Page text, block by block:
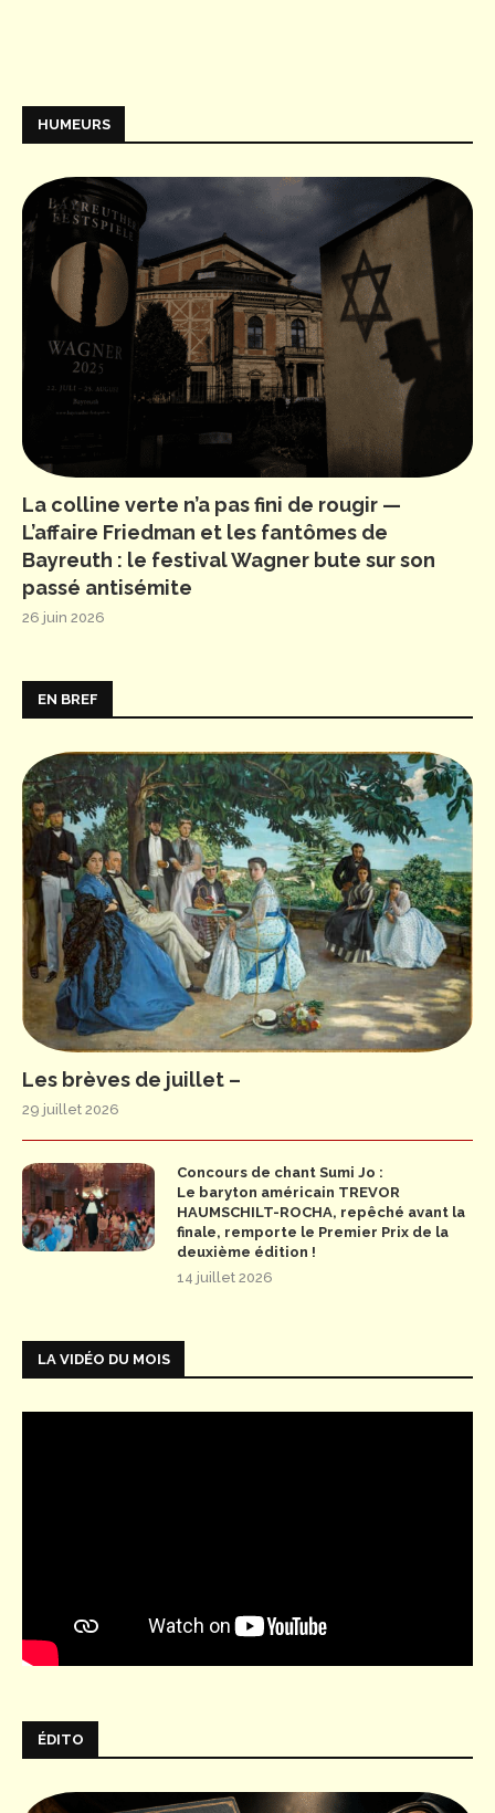
HUMEURS
La colline verte n’a pas fini de rougir —
L’affaire Friedman et les fantômes de
Bayreuth : le festival Wagner bute sur son
passé antisémite
26 juin 2026
EN BREF
Les brèves de juillet –
29 juillet 2026
Concours de chant Sumi Jo :
Le baryton américain TREVOR
HAUMSCHILT-ROCHA, repêché avant la
finale, remporte le Premier Prix de la
deuxième édition !
14 juillet 2026
LA VIDÉO DU MOIS
ÉDITO